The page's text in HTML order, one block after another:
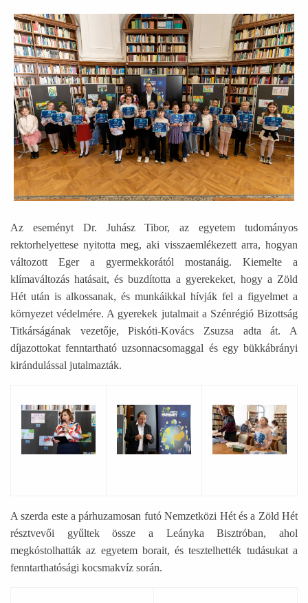
Ábra képaláírással: Egy csoportkép a szervezőkről és a
Az eseményt Dr. Juhász Tibor, az egyetem tudományos
rektorhelyettese nyitotta meg, aki visszaemlékezett arra, hogyan
változott Eger a gyermekkorától mostanáig. Kiemelte a
klímaváltozás hatásait, és buzdította a gyerekeket, hogy a Zöld
Hét után is alkossanak, és munkáikkal hívják fel a figyelmet a
környezet védelmére. A gyerekek jutalmait a Szénrégió Bizottság
Titkárságának vezetője, Piskóti-Kovács Zsuzsa adta át. A
díjazottokat fenntartható uzsonnacsomaggal és egy bükkábrányi
kirándulással jutalmazták.
Ábra képaláírással: Egy nő áll a színpadon és beszél
Ábra képaláírással: Egy férfi áll a
Ábra
A szerda este a párhuzamosan futó Nemzetközi Hét és a Zöld Hét
résztvevői gyűltek össze a Leányka Bisztróban, ahol
megkóstolhatták az egyetem borait, és tesztelhették tudásukat a
fenntarthatósági kocsmakvíz során.